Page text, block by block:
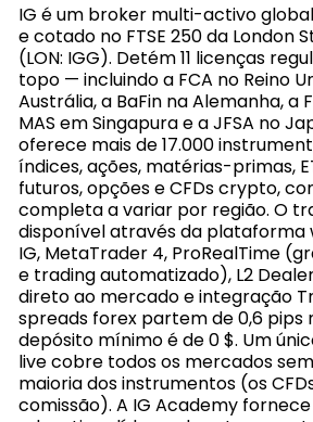
IG é um broker multi-activo
e cotado no FTSE 250 da London
(LON: IGG). Detém 11 licenças
topo — incluindo a FCA no Reino
Austrália, a BaFin na Alemanha, a
MAS em Singapura e a JFSA no
oferece mais de 17.000
índices, ações, matérias-primas,
futuros, opções e CFDs crypto,
completa a variar por região. O
disponível através da
IG, MetaTrader 4, ProRealTime
e trading automatizado), L2
direto ao mercado e integração
spreads forex partem de 0,6 pips
depósito mínimo é de 0 $. Um
live cobre todos os mercados
maioria dos instrumentos (os
comissão). A IG Academy